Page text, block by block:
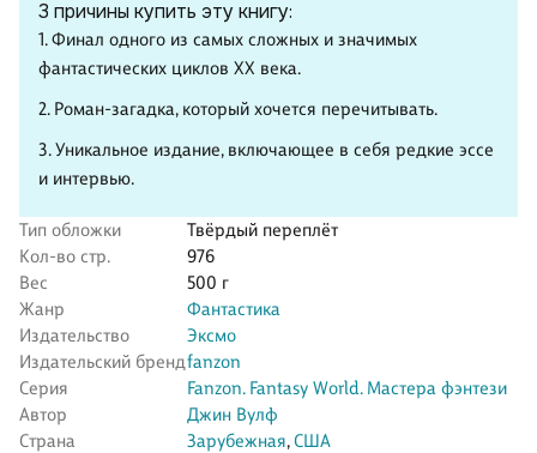
3 причины купить эту книгу:
1. Финал одного из самых сложных и значимых
фантастических циклов XX века.
2. Роман-загадка, который хочется перечитывать.
3. Уникальное издание, включающее в себя редкие эссе
и интервью.
Тип обложки
Твёрдый переплёт
Кол-во стр.
976
Вес
500 г
Жанр
Фантастика
Издательство
Эксмо
Издательский брендfanzon
Серия
Fanzon. Fantasy World. Мастера фэнтези
Автор
Джин Вулф
Страна
Зарубежная,США